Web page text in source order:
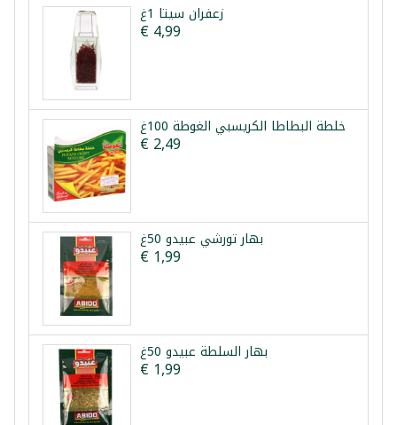
زعفران سيتا 1غ
€ 4,99
خلطة البطاطا الكريسبي الغوطة 100غ
€ 2,49
بهار تورشي عبيدو 50غ
€ 1,99
بهار السلطة عبيدو 50غ
€ 1,99